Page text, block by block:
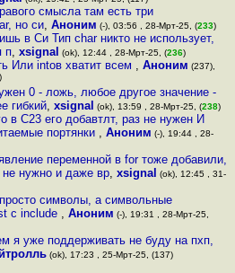
смысла там есть три
но си, Аноним (-), 03:56 , 28-Мрт-25, (233)
в Си Тип char никто не использует,
п,xsignal (ok), 12:44 , 28-Мрт-25, (236)
Или intов хватит всем , Аноним (237),
0 - ложь, любое другое значение -
гибкий, xsignal (ok), 13:59 , 28-Мрт-25, (238)
в С23 его добавтлт, раз не нужен И
портянки ,Аноним (-), 19:44 , 28-
переменной в for тоже добавили,
не нужно и даже вр, xsignal (ok), 12:45 , 31-
символы, а символьные
c include , Аноним (-), 19:31 , 28-Мрт-25,
я уже поддерживать не буду на пхп,
(ok), 17:23 , 25-Мрт-25, (137)